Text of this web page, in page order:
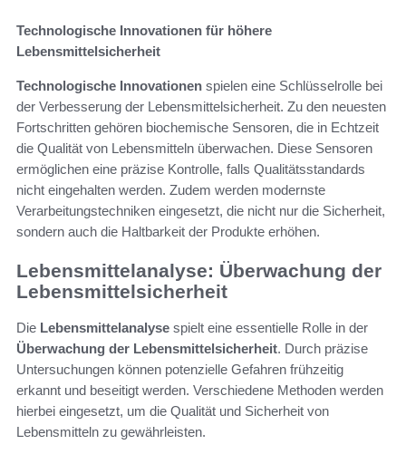
Technologische Innovationen für höhere
Lebensmittelsicherheit
Technologische Innovationen spielen eine Schlüsselrolle bei
der Verbesserung der Lebensmittelsicherheit. Zu den neuesten
Fortschritten gehören biochemische Sensoren, die in Echtzeit
die Qualität von Lebensmitteln überwachen. Diese Sensoren
ermöglichen eine präzise Kontrolle, falls Qualitätsstandards
nicht eingehalten werden. Zudem werden modernste
Verarbeitungstechniken eingesetzt, die nicht nur die Sicherheit,
sondern auch die Haltbarkeit der Produkte erhöhen.
Lebensmittelanalyse: Überwachung der
Lebensmittelsicherheit
Die Lebensmittelanalyse spielt eine essentielle Rolle in der
Überwachung der Lebensmittelsicherheit. Durch präzise
Untersuchungen können potenzielle Gefahren frühzeitig
erkannt und beseitigt werden. Verschiedene Methoden werden
hierbei eingesetzt, um die Qualität und Sicherheit von
Lebensmitteln zu gewährleisten.